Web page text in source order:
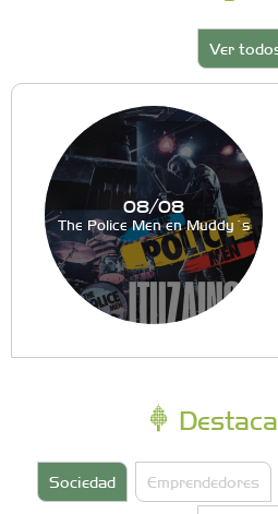
Ver
08/08
The Police Men en Muddy´s
Sociedad Emprendedores